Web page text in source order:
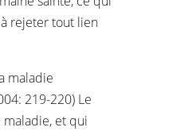
rejeter tout lien
maladie
219-220) Le
maladie, et qui